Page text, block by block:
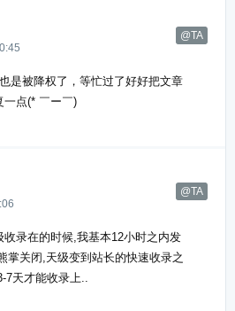
@TA
是被降权了，等忙过了好好把文章
一点(* ￣ー￣)
@TA
收录在的时候,我基本12小时之内发
掌关闭,天级变到站长的快速收录之
7天才能收录上..